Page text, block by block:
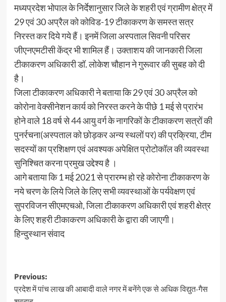
मध्यप्रदेश भोपाल के निर्देशानुसार जिले के शहरी एवं ग्रामीण क्षेत्र में
29 एवं 30 अप्रैल को कोविड-19 टीकाकरण के समस्त सत्र
निरस्त कर दिये गये हैं। इनमें जिला अस्पताल सिवनी परिसर
जीएनएमटीसी केंद्र भी शामिल हैं। उक्ताशय की जानकारी जिला
टीकाकरण अधिकारी डॉ. लोकेश चौहान ने गुरूवार की सुबह को दी
है।
जिला टीकाकरण अधिकारी ने बताया कि 29 एवं 30 अप्रैल को
कोरोना वेक्सीनेशन कार्य को निरस्त करने के पीछे 1 मई से प्रारंभ
होने वाले 18 वर्ष से 44 आयु वर्ग के नागरिकों के टीकाकरण सत्रों की
पुनर्रचना(अस्पताल को छोड़कर अन्य स्थलों पर) की प्रक्रिया, टीम
सदस्यों का प्रशिक्षण एवं अवश्यक अपेक्षित प्रोटोकॉल की व्यवस्था
सुनिश्चित करना प्रमुख उद्देश्य है ।
आगे बताया कि 1 मई 2021 से प्रारम्भ हो रहे कोरोना टीकाकरण के
नये चरण के लिये जिले के लिए सभी व्यवस्थाओं के पर्यवेक्षण एवं
सुपरविजन सीएमएचओ, जिला टीकाकरण अधिकारी एवं शहरी क्षेत्र
के लिए शहरी टीकाकरण अधिकारी के द्वारा की जाएगी।
हिन्दुस्थान संवाद
Post
navigation
Previous:
प्रदेश में पांच लाख की आबादी वाले नगर में बनेंगे एक से अधि‍क विद्युत-गैस